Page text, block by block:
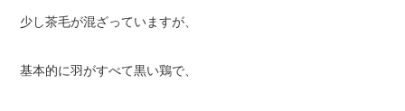
少し茶毛が混ざっていますが、
基本的に羽がすべて黒い鶏で、